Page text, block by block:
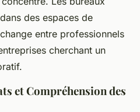
des espaces de
entre professionnels
cherchant un
et Compréhension des